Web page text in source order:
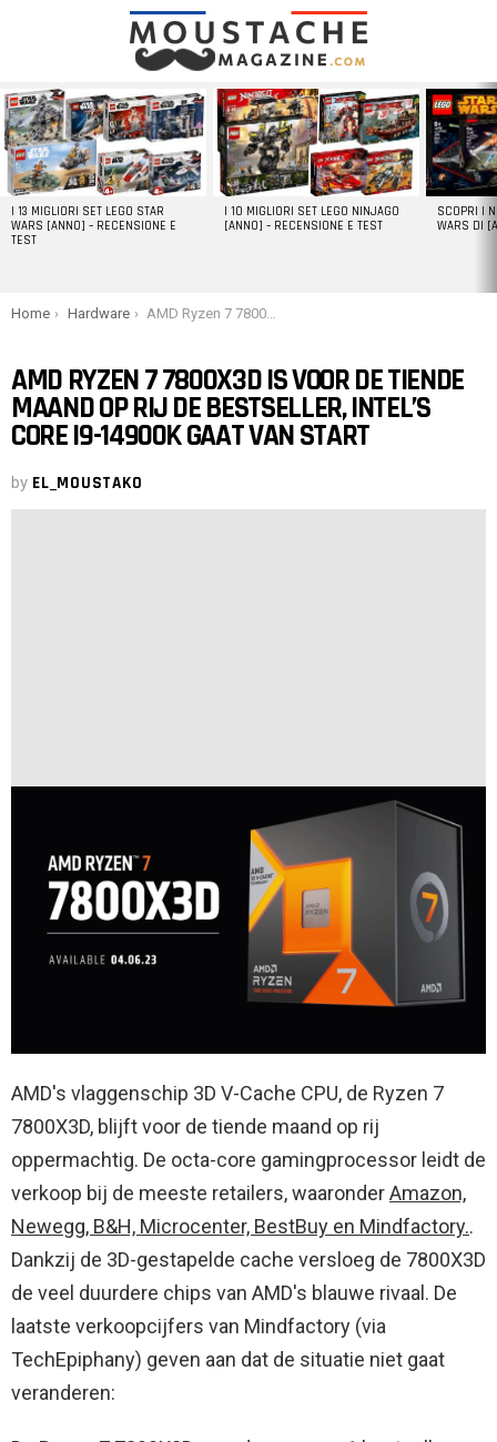
LATEST
STORIES
I 13 MIGLIORI SET LEGO STAR
WARS [ANNO] – RECENSIONE E
TEST
I 10 MIGLIORI SET LEGO NINJAGO
[ANNO] – RECENSIONE E TEST
SCOPRI I
WARS DI
You are here:
Home Hardware AMD Ryzen 7 7800X3D is voor de tiende maand op rij de bestseller, Intel’s Core i9-14900K gaat van start
AMD RYZEN 7 7800X3D IS VOOR DE TIENDE
MAAND OP RIJ DE BESTSELLER, INTEL’S
CORE I9-14900K GAAT VAN START
by EL_MOUSTAKO
AMD's vlaggenschip 3D V-Cache CPU, de Ryzen 7
7800X3D, blijft voor de tiende maand op rij
oppermachtig. De octa-core gamingprocessor leidt de
verkoop bij de meeste retailers, waaronderAmazon,
Newegg, B&H, Microcenter, BestBuy en Mindfactory..
Dankzij de 3D-gestapelde cache versloeg de 7800X3D
de veel duurdere chips van AMD's blauwe rivaal. De
laatste verkoopcijfers van Mindfactory (via
TechEpiphany) geven aan dat de situatie niet gaat
veranderen: